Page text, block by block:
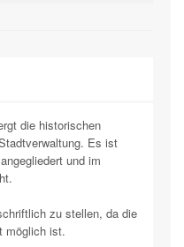
die historischen
Es ist
und im
zu stellen, da die
möglich ist.